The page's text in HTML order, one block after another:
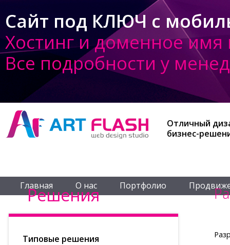
Сайт под КЛЮЧ с
Хостинг и доменное имя
Все подробности у
Отличный
бизнес-
Главная О нас Портфолио
Решения
Типовые решения